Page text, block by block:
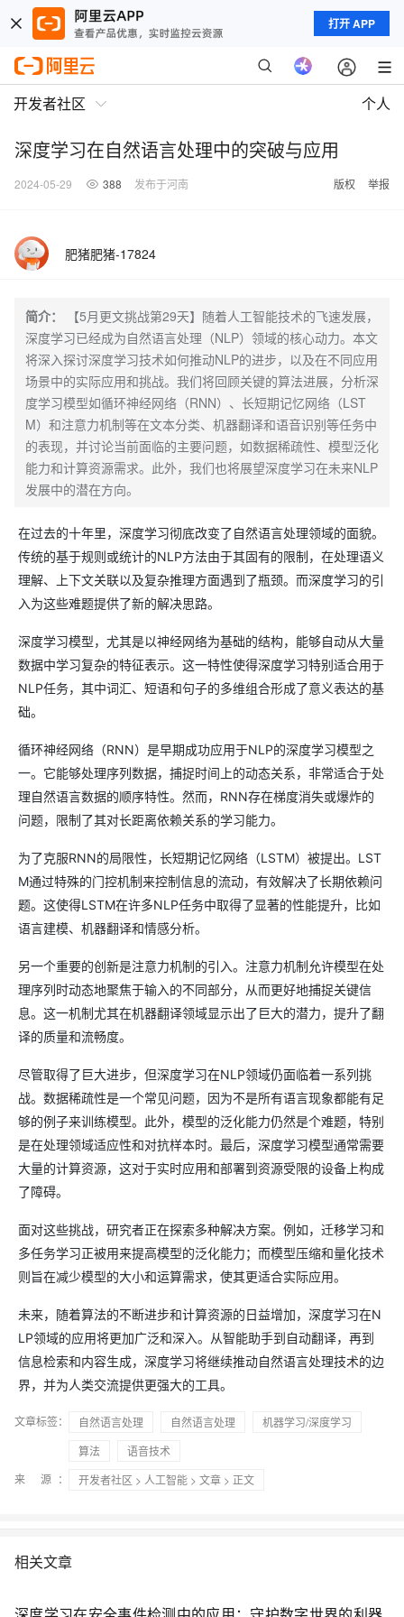
打开 APP
开发者社区 个人
深度学习在自然语言处理中的突破与应用
2024-05-29 388 发布于河南 版权 举报
肥猪肥猪-17824
简介：
【5月更文挑战第29天】随着人工智能技术的飞速发展，
深度学习已经成为自然语言处理（NLP）领域的核心动力。本文
将深入探讨深度学习技术如何推动NLP的进步，以及在不同应用
场景中的实际应用和挑战。我们将回顾关键的算法进展，分析深
度学习模型如循环神经网络（RNN）、长短期记忆网络（LST
M）和注意力机制等在文本分类、机器翻译和语音识别等任务中
的表现，并讨论当前面临的主要问题，如数据稀疏性、模型泛化
能力和计算资源需求。此外，我们也将展望深度学习在未来NLP
发展中的潜在方向。
在过去的十年里，深度学习彻底改变了自然语言处理领域的面貌。
传统的基于规则或统计的NLP方法由于其固有的限制，在处理语义
理解、上下文关联以及复杂推理方面遇到了瓶颈。而深度学习的引
入为这些难题提供了新的解决思路。
深度学习模型，尤其是以神经网络为基础的结构，能够自动从大量
数据中学习复杂的特征表示。这一特性使得深度学习特别适合用于
NLP任务，其中词汇、短语和句子的多维组合形成了意义表达的基
础。
循环神经网络（RNN）是早期成功应用于NLP的深度学习模型之
一。它能够处理序列数据，捕捉时间上的动态关系，非常适合于处
理自然语言数据的顺序特性。然而，RNN存在梯度消失或爆炸的
问题，限制了其对长距离依赖关系的学习能力。
为了克服RNN的局限性，长短期记忆网络（LSTM）被提出。LST
M通过特殊的门控机制来控制信息的流动，有效解决了长期依赖问
题。这使得LSTM在许多NLP任务中取得了显著的性能提升，比如
语言建模、机器翻译和情感分析。
另一个重要的创新是注意力机制的引入。注意力机制允许模型在处
理序列时动态地聚焦于输入的不同部分，从而更好地捕捉关键信
息。这一机制尤其在机器翻译领域显示出了巨大的潜力，提升了翻
译的质量和流畅度。
尽管取得了巨大进步，但深度学习在NLP领域仍面临着一系列挑
战。数据稀疏性是一个常见问题，因为不是所有语言现象都能有足
够的例子来训练模型。此外，模型的泛化能力仍然是个难题，特别
是在处理领域适应性和对抗样本时。最后，深度学习模型通常需要
大量的计算资源，这对于实时应用和部署到资源受限的设备上构成
了障碍。
面对这些挑战，研究者正在探索多种解决方案。例如，迁移学习和
多任务学习正被用来提高模型的泛化能力；而模型压缩和量化技术
则旨在减少模型的大小和运算需求，使其更适合实际应用。
未来，随着算法的不断进步和计算资源的日益增加，深度学习在N
LP领域的应用将更加广泛和深入。从智能助手到自动翻译，再到
信息检索和内容生成，深度学习将继续推动自然语言处理技术的边
界，并为人类交流提供更强大的工具。
文章标签： 自然语言处理 自然语言处理
机器学习/深度学习
算法
语音技术
来 源：
开发者社区 > 人工智能 > 文章 > 正文
相关文章